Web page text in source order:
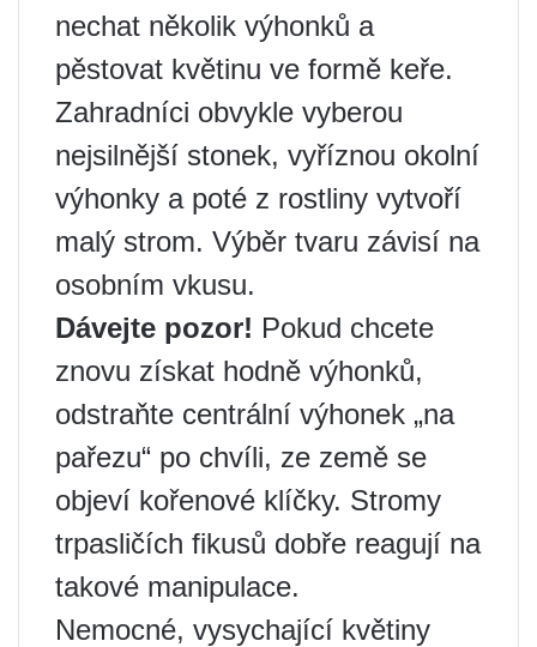
nechat několik výhonků a
pěstovat květinu ve formě keře.
Zahradníci obvykle vyberou
nejsilnější stonek, vyříznou okolní
výhonky a poté z rostliny vytvoří
malý strom. Výběr tvaru závisí na
osobním vkusu.
Dávejte pozor! Pokud chcete
znovu získat hodně výhonků,
odstraňte centrální výhonek „na
pařezu“ po chvíli, ze země se
objeví kořenové klíčky. Stromy
trpasličích fikusů dobře reagují na
takové manipulace.
Nemocné, vysychající květiny